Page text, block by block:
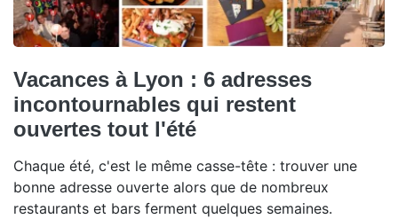
Vacances à Lyon : 6 adresses
incontournables qui restent
ouvertes tout l'été
Chaque été, c'est le même casse-tête : trouver une
bonne adresse ouverte alors que de nombreux
restaurants et bars ferment quelques semaines.